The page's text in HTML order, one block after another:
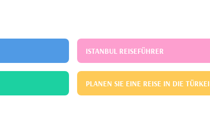
ISTANBUL REISEFÜHRER
PLANEN SIE EINE REISE IN DIE TÜRKEI